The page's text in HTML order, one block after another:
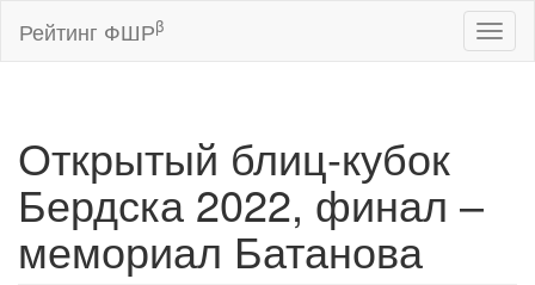
Рейтинг ФШРβ
Открытый блиц-кубок
Бердска 2022, финал –
мемориал Батанова